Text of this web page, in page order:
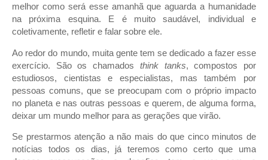
melhor como será esse amanhã que aguarda a humanidade
na próxima esquina. E é muito saudável, individual e
coletivamente, refletir e falar sobre ele.
Ao redor do mundo, muita gente tem se dedicado a fazer esse
exercício. São os chamados think tanks, compostos por
estudiosos, cientistas e especialistas, mas também por
pessoas comuns, que se preocupam com o próprio impacto
no planeta e nas outras pessoas e querem, de alguma forma,
deixar um mundo melhor para as gerações que virão.
Se prestarmos atenção a não mais do que cinco minutos de
notícias todos os dias, já teremos como certo que uma